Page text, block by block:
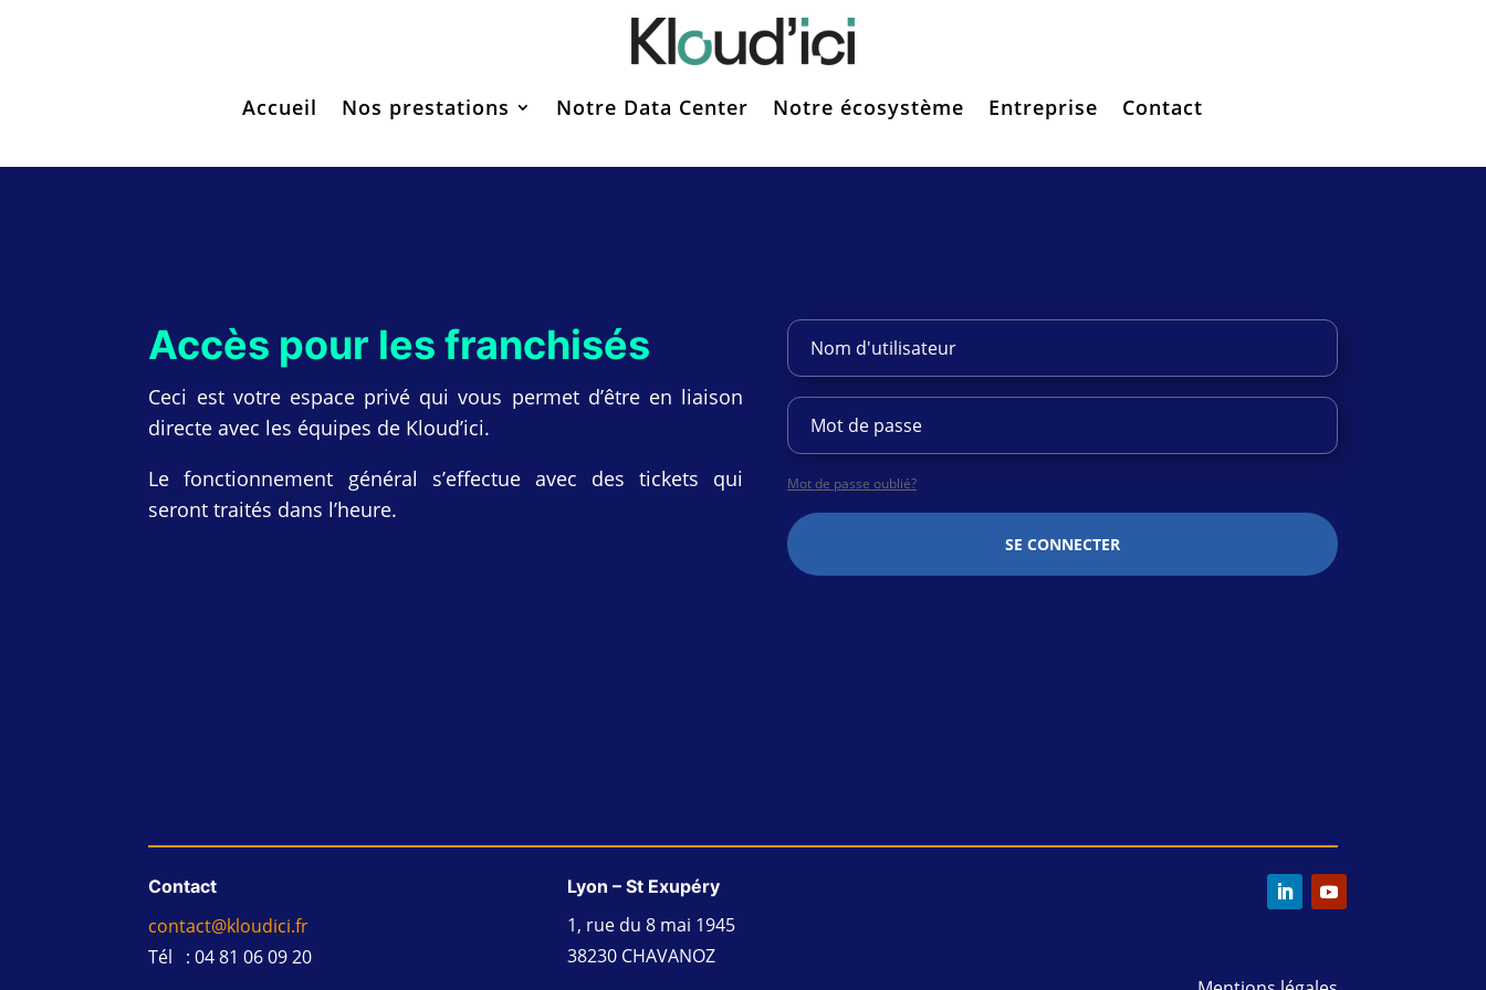
Accueil Nos prestations Notre Data Center Notre écosystème Entreprise Contact
Accès pour les franchisés
Ceci est votre espace privé qui vous permet d’être en liaison
directe avec les équipes de Kloud’ici.
Le fonctionnement général s’effectue avec des tickets qui
seront traités dans l’heure.
Mot de passe oublié?
SE CONNECTER
Contact
contact@kloudici.fr
Tél : 04 81 06 09 20
Lyon – St Exupéry
1, rue du 8 mai 1945
38230 CHAVANOZ